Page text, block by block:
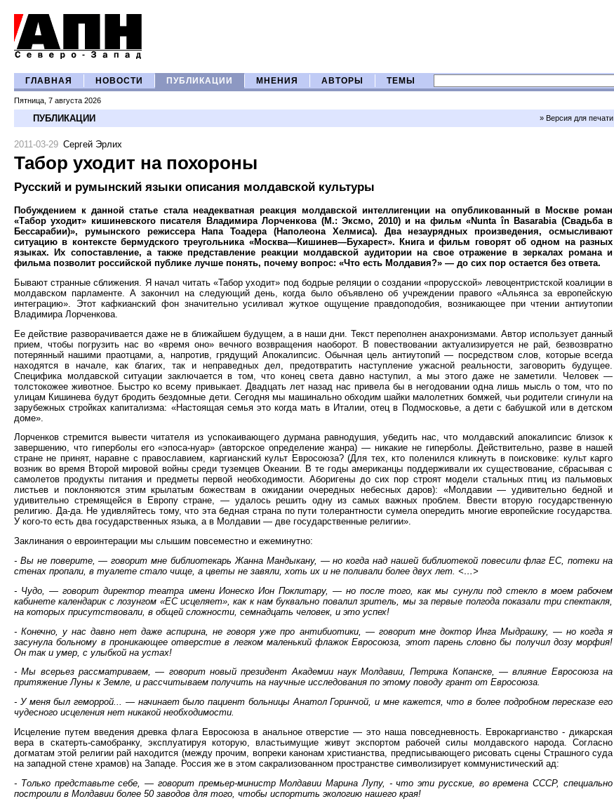
ГЛАВНАЯ НОВОСТИ ПУБЛИКАЦИИ МНЕНИЯ АВТОРЫ ТЕМЫ
Пятница, 7 августа 2026
ПУБЛИКАЦИИ » Версия для печати
2011-03-29 Сергей Эрлих
Табор уходит на похороны
Русский и румынский языки описания молдавской культуры
Побуждением к данной статье стала неадекватная реакция молдавской интеллигенции на опубликованный в Москве роман
«Табор уходит» кишиневского писателя Владимира Лорченкова (М.: Эксмо, 2010) и на фильм «Nunta în Basarabia (Свадьба в
Бессарабии)», румынского режиссера Напа Тоадера (Наполеона Хелмиса). Два незаурядных произведения, осмысливают
ситуацию в контексте бермудского треугольника «Москва—Кишинев—Бухарест». Книга и фильм говорят об одном на разных
языках. Их сопоставление, а также представление реакции молдавской аудитории на свое отражение в зеркалах романа и
фильма позволит российской публике лучше понять, почему вопрос: «Что есть Молдавия?» — до сих пор остается без ответа.
Бывают странные сближения. Я начал читать «Табор уходит» под бодрые реляции о создании «прорусской» левоцентристской коалиции в
молдавском парламенте. А закончил на следующий день, когда было объявлено об учреждении правого «Альянса за европейскую
интеграцию». Этот кафкианский фон значительно усиливал жуткое ощущение правдоподобия, возникающее при чтении антиутопии
Владимира Лорченкова.
Ее действие разворачивается даже не в ближайшем будущем, а в наши дни. Текст переполнен анахронизмами. Автор использует данный
прием, чтобы погрузить нас во «время оно» вечного возвращения наоборот. В повествовании актуализируется не рай, безвозвратно
потерянный нашими праотцами, а, напротив, грядущий Апокалипсис. Обычная цель антиутопий — посредством слов, которые всегда
находятся в начале, как благих, так и неправедных дел, предотвратить наступление ужасной реальности, заговорить будущее.
Специфика молдавской ситуации заключается в том, что конец света давно наступил, а мы этого даже не заметили. Человек —
толстокожее животное. Быстро ко всему привыкает. Двадцать лет назад нас привела бы в негодовании одна лишь мысль о том, что по
улицам Кишинева будут бродить бездомные дети. Сегодня мы машинально обходим шайки малолетних бомжей, чьи родители сгинули на
зарубежных стройках капитализма: «Настоящая семья это когда мать в Италии, отец в Подмосковье, а дети с бабушкой или в детском
доме».
Лорченков стремится вывести читателя из успокаивающего дурмана равнодушия, убедить нас, что молдавский апокалипсис близок к
завершению, что гиперболы его «эпоса-нуар» (авторское определение жанра) — никакие не гиперболы. Действительно, разве в нашей
стране не принят, наравне с православием, каргианский культ Евросоюза? (Для тех, кто поленился кликнуть в поисковике: культ карго
возник во время Второй мировой войны среди туземцев Океании. В те годы американцы поддерживали их существование, сбрасывая с
самолетов продукты питания и предметы первой необходимости. Аборигены до сих пор строят модели стальных птиц из пальмовых
листьев и поклоняются этим крылатым божествам в ожидании очередных небесных даров): «Молдавии — удивительно бедной и
удивительно стремящейся в Европу стране, — удалось решить одну из самых важных проблем. Ввести вторую государственную
религию. Да-да. Не удивляйтесь тому, что эта бедная страна по пути толерантности сумела опередить многие европейские государства.
У кого-то есть два государственных языка, а в Молдавии — две государственные религии».
Заклинания о евроинтерации мы слышим повсеместно и ежеминутно:
- Вы не поверите, — говорит мне библиотекарь Жанна Мандыкану, — но когда над нашей библиотекой повесили флаг ЕС, потеки на
стенах пропали, в туалете стало чище, а цветы не завяли, хоть их и не поливали более двух лет. <…>
- Чудо, — говорит директор театра имени Ионеско Ион Поклитару, — но после того, как мы сунули под стекло в моем рабочем
кабинете календарик с лозунгом «ЕС исцеляет», как к нам буквально повалил зритель, мы за первые полгода показали три спектакля,
на которых присутствовали, в общей сложности, семнадцать человек, и это успех!
- Конечно, у нас давно нет даже аспирина, не говоря уже про антибиотики, — говорит мне доктор Инга Мыдрашку, — но когда я
засунула больному в проникающее отверстие в легком маленький флажок Евросоюза, этот парень словно бы получил дозу морфия!
Он так и умер, с улыбкой на устах!
- Мы всерьез рассматриваем, — говорит новый президент Академии наук Молдавии, Петрика Копанске, — влияние Евросоюза на
притяжение Луны к Земле, и рассчитываем получить на научные исследования по этому поводу грант от Евросоюза.
- У меня был геморрой... — начинает было пациент больницы Анатол Горинчой, и мне кажется, что в более подробном пересказе его
чудесного исцеления нет никакой необходимости.
Исцеление путем введения древка флага Евросоюза в анальное отверстие — это наша повседневность. Еврокаргианство - дикарская
вера в скатерть-самобранку, эксплуатируя которую, властьимущие живут экспортом рабочей силы молдавского народа. Согласно
догматам этой религии рай находится (между прочим, вопреки канонам христианства, предписывающего рисовать сцены Страшного суда
на западной стене храмов) на Западе. Россия же в этом сакрализованном пространстве символизирует коммунистический ад:
- Только представьте себе, — говорит премьер-министр Молдавии Марина Лупу, - что эти русские, во времена СССР, специально
построили в Молдавии более 50 заводов для того, чтобы испортить экологию нашего края!